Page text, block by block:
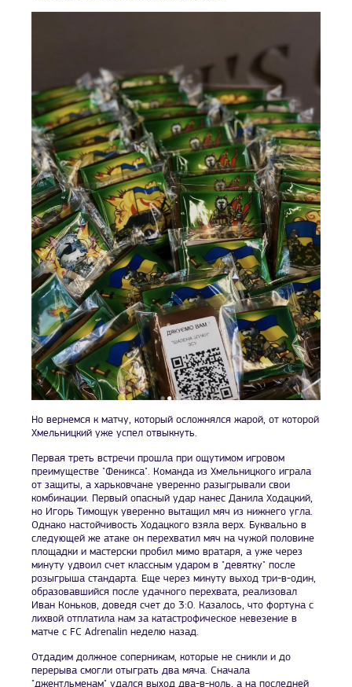
Но вернемся к матчу, который осложнялся жарой, от которой
Хмельницкий уже успел отвыкнуть.
Первая треть встречи прошла при ощутимом игровом
преимуществе "Феникса". Команда из Хмельницкого играла
от защиты, а харьковчане уверенно разыгрывали свои
комбинации. Первый опасный удар нанес Данила Ходацкий,
но Игорь Тимощук уверенно вытащил мяч из нижнего угла.
Однако настойчивость Ходацкого взяла верх. Буквально в
следующей же атаке он перехватил мяч на чужой половине
площадки и мастерски пробил мимо вратаря, а уже через
минуту удвоил счет классным ударом в "девятку" после
розыгрыша стандарта. Еще через минуту выход три-в-один,
образовавшийся после удачного перехвата, реализовал
Иван Коньков, доведя счет до 3:0. Казалось, что фортуна с
лихвой отплатила нам за катастрофическое невезение в
матче с FC Adrenalin неделю назад.
Отдадим должное соперникам, которые не сникли и до
перерыва смогли отыграть два мяча. Сначала
"джентльменам" удался выход два-в-ноль, а на последней